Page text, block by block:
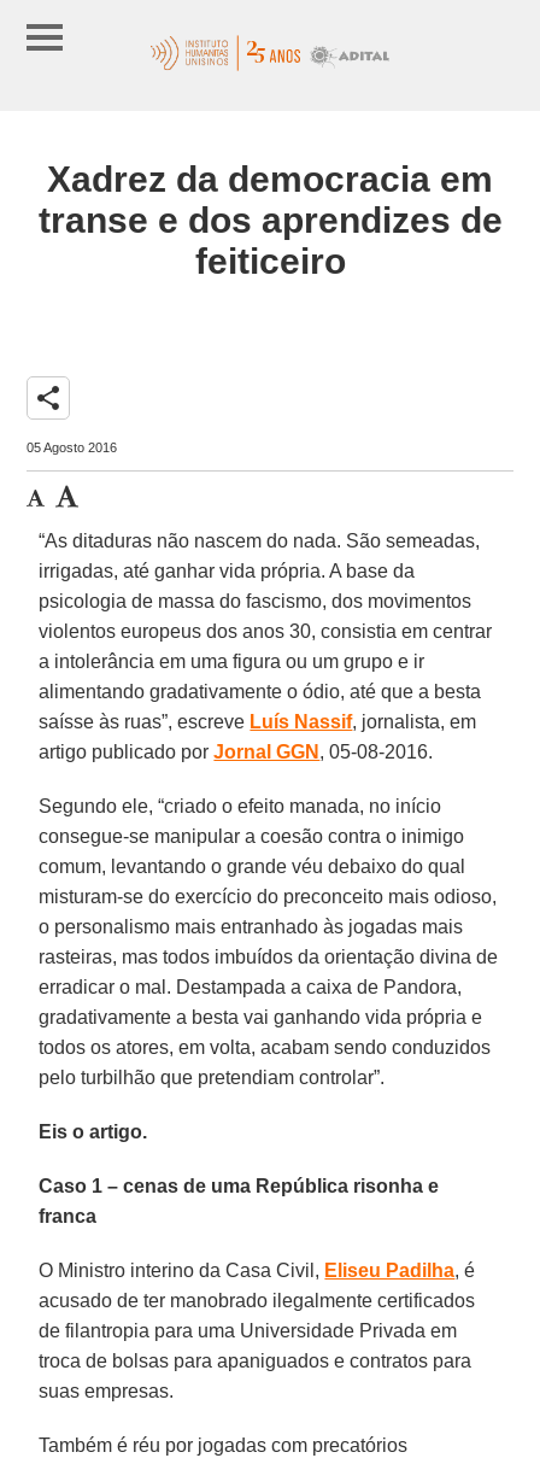
Xadrez da democracia em
transe e dos aprendizes de
feiticeiro
share
05 Agosto 2016
“As ditaduras não nascem do nada. São semeadas,
irrigadas, até ganhar vida própria. A base da
psicologia de massa do fascismo, dos movimentos
violentos europeus dos anos 30, consistia em centrar
a intolerância em uma figura ou um grupo e ir
alimentando gradativamente o ódio, até que a besta
saísse às ruas”, escreve Luís Nassif, jornalista, em
artigo publicado porJornal GGN , 05-08-2016.
Segundo ele, “criado o efeito manada, no início
consegue-se manipular a coesão contra o inimigo
comum, levantando o grande véu debaixo do qual
misturam-se do exercício do preconceito mais odioso,
o personalismo mais entranhado às jogadas mais
rasteiras, mas todos imbuídos da orientação divina de
erradicar o mal. Destampada a caixa de Pandora,
gradativamente a besta vai ganhando vida própria e
todos os atores, em volta, acabam sendo conduzidos
pelo turbilhão que pretendiam controlar”.
Eis o artigo.
Caso 1 – cenas de uma República risonha e
franca
O Ministro interino da Casa Civil, Eliseu Padilha, é
acusado de ter manobrado ilegalmente certificados
de filantropia para uma Universidade Privada em
troca de bolsas para apaniguados e contratos para
suas empresas.
Também é réu por jogadas com precatórios